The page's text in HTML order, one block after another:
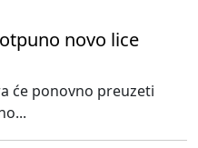
novo lice
će ponovno preuzeti